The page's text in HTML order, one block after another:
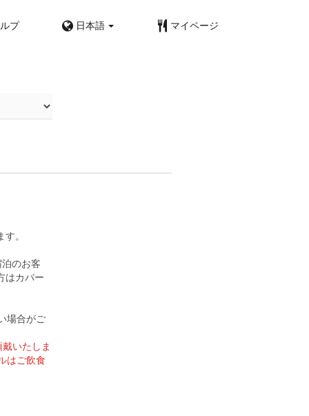
プ 日本語 マイページ
。
のお客
はカバー
場合がご
いたしま
はご飲食